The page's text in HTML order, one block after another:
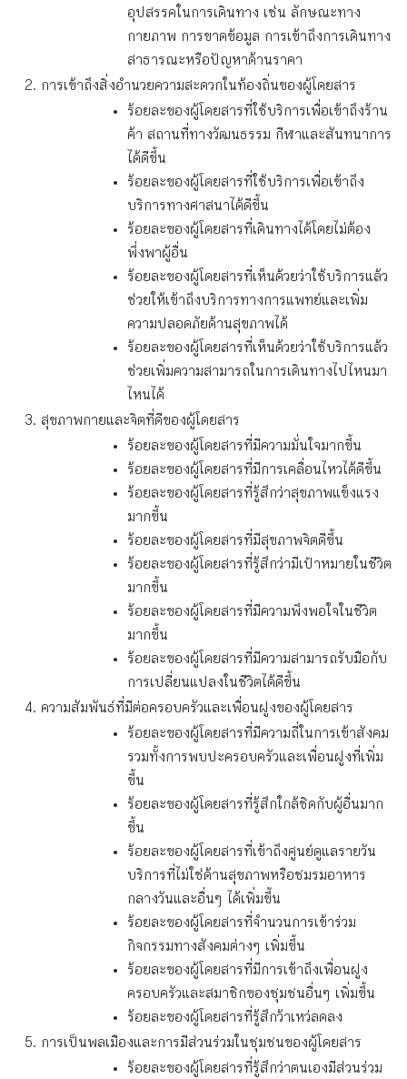
อุปสรรคในการเดินทาง เช่น ลักษณะทาง
กายภาพ การขาดข้อมูล การเข้าถึงการเดินทาง
สาธารณะหรือปัญหาด้านราคา
การเข้าถึงสิ่งอำนวยความสะดวกในท้องถิ่นของผู้โดยสาร
ร้อยละของผู้โดยสารที่ใช้บริการเพื่อเข้าถึงร้าน
ค้า สถานที่ทางวัฒนธรรม กีฬาและสันทนาการ
ได้ดีขึ้น
ร้อยละของผู้โดยสารที่ใช้บริการเพื่อเข้าถึง
บริการทางศาสนาได้ดีขึ้น
ร้อยละของผู้โดยสารที่เดินทางได้โดยไม่ต้อง
พึ่งพาผู้อื่น
ร้อยละของผู้โดยสารที่เห็นด้วยว่าใช้บริการแล้ว
ช่วยให้เข้าถึงบริการทางการแพทย์และเพิ่ม
ความปลอดภัยด้านสุขภาพได้
ร้อยละของผู้โดยสารที่เห็นด้วยว่าใช้บริการแล้ว
ช่วยเพิ่มความสามารถในการเดินทางไปไหนมา
ไหนได้
สุขภาพกายและจิตที่ดีของผู้โดยสาร
ร้อยละของผู้โดยสารที่มีความมั่นใจมากขึ้น
ร้อยละของผู้โดยสารที่มีการเคลื่อนไหวได้ดีขึ้น
ร้อยละของผู้โดยสารที่รู้สึกว่าสุขภาพแข็งแรง
มากขึ้น
ร้อยละของผู้โดยสารที่มีสุขภาพจิตดีขึ้น
ร้อยละของผู้โดยสารที่รู้สึกว่ามีเป้าหมายในชีวิต
มากขึ้น
ร้อยละของผู้โดยสารที่มีความพึงพอใจในชีวิต
มากขึ้น
ร้อยละของผู้โดยสารที่มีความสามารถรับมือกับ
การเปลี่ยนแปลงในชีวิตได้ดีขึ้น
ความสัมพันธ์ที่มีต่อครอบครัวและเพื่อนฝูงของผู้โดยสาร
ร้อยละของผู้โดยสารที่มีความถี่ในการเข้าสังคม
รวมทั้งการพบปะครอบครัวและเพื่อนฝูงที่เพิ่ม
ขึ้น
ร้อยละของผู้โดยสารที่รู้สึกใกล้ชิดกับผู้อื่นมาก
ขึ้น
ร้อยละของผู้โดยสารที่เข้าถึงศูนย์ดูแลรายวัน
บริการที่ไม่ใช่ด้านสุขภาพหรือชมรมอาหาร
กลางวันและอื่นๆ ได้เพิ่มขึ้น
ร้อยละของผู้โดยสารที่จำนวนการเข้าร่วม
กิจกรรมทางสังคมต่างๆ เพิ่มขึ้น
ร้อยละของผู้โดยสารที่มีการเข้าถึงเพื่อนฝูง
ครอบครัวและสมาชิกของชุมชนอื่นๆ เพิ่มขึ้น
ร้อยละของผู้โดยสารที่รู้สึกว้าเหว่ลดลง
การเป็นพลเมืองและการมีส่วนร่วมในชุมชนของผู้โดยสาร
ร้อยละของผู้โดยสารที่รู้สึกว่าตนเองมีส่วนร่วม